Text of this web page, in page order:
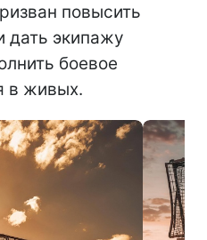
повысить
дать экипажу
боевое
в живых.